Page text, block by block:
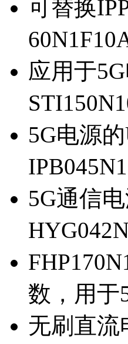
可替换
应用于
5G电源
5G通信
数，用于
无刷直流